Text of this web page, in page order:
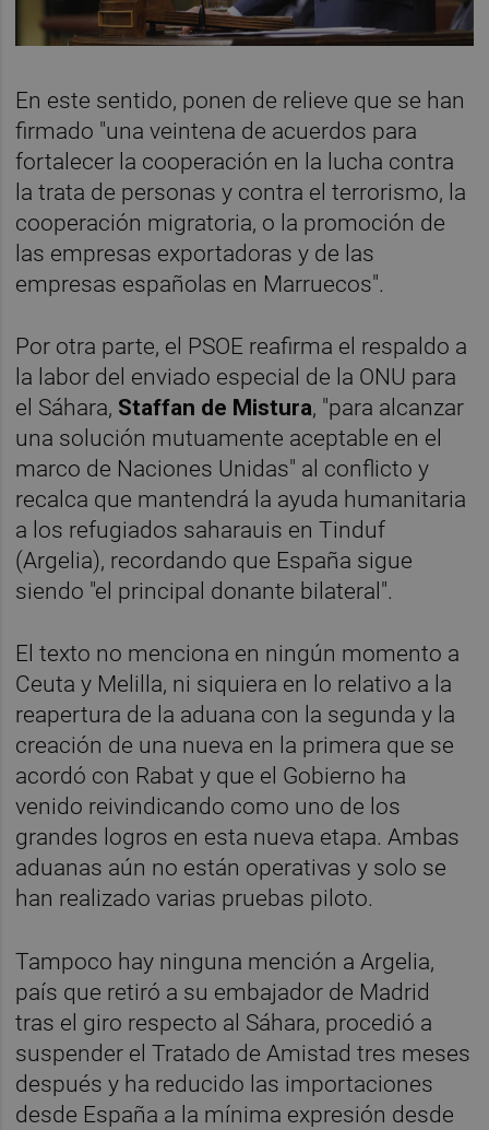
En este sentido, ponen de relieve que se han
firmado "una veintena de acuerdos para
fortalecer la cooperación en la lucha contra
la trata de personas y contra el terrorismo, la
cooperación migratoria, o la promoción de
las empresas exportadoras y de las
empresas españolas en Marruecos".
Por otra parte, el PSOE reafirma el respaldo a
la labor del enviado especial de la ONU para
el Sáhara, Staffan de Mistura, "para alcanzar
una solución mutuamente aceptable en el
marco de Naciones Unidas" al conflicto y
recalca que mantendrá la ayuda humanitaria
a los refugiados saharauis en Tinduf
(Argelia), recordando que España sigue
siendo "el principal donante bilateral".
El texto no menciona en ningún momento a
Ceuta y Melilla, ni siquiera en lo relativo a la
reapertura de la aduana con la segunda y la
creación de una nueva en la primera que se
acordó con Rabat y que el Gobierno ha
venido reivindicando como uno de los
grandes logros en esta nueva etapa. Ambas
aduanas aún no están operativas y solo se
han realizado varias pruebas piloto.
Tampoco hay ninguna mención a Argelia,
país que retiró a su embajador de Madrid
tras el giro respecto al Sáhara, procedió a
suspender el Tratado de Amistad tres meses
después y ha reducido las importaciones
desde España a la mínima expresión desde